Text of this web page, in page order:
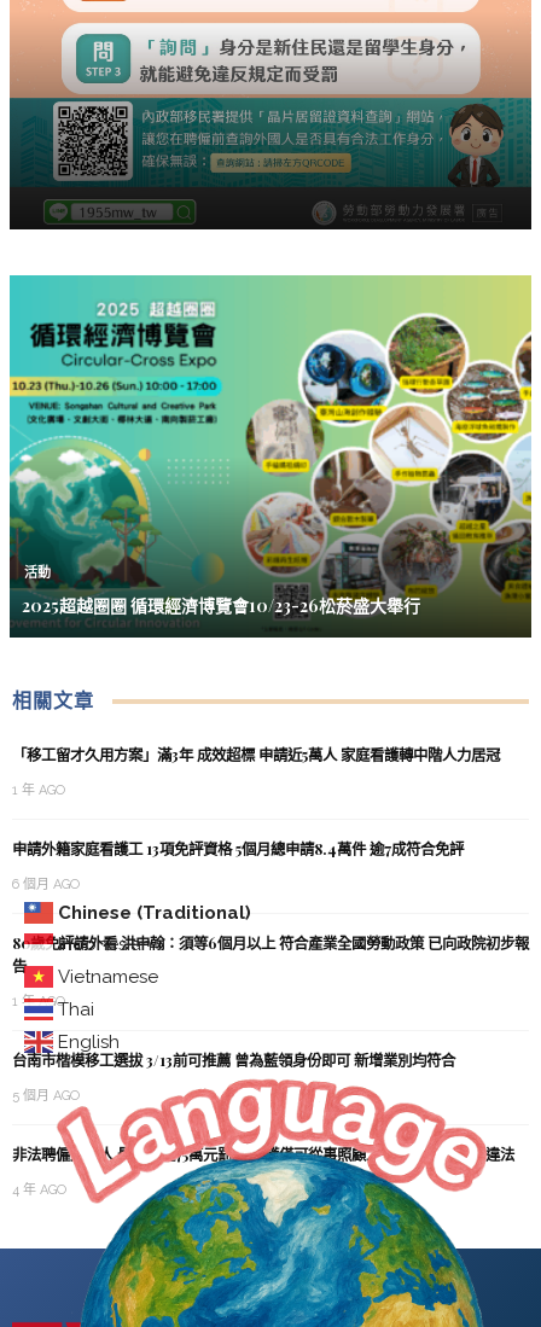
Chinese (Traditional)
Indonesian
Vietnamese
Thai
English
活動
2025超越圈圈 循環經濟博覽會10/23-26松菸盛大舉行
相關文章
「移工留才久用方案」滿3年 成效超標 申請近5萬人 家庭看護轉中階人力居冠
1 年 AGO
申請外籍家庭看護工 13項免評資格 5個月總申請8.4萬件 逾7成符合免評
6 個月 AGO
80歲免評請外看 洪申翰：須等6個月以上 符合產業全國勞動政策 已向政院初步報
告
1 年 AGO
台南市楷模移工選拔 3/13前可推薦 曾為藍領身份即可 新增業別均符合
5 個月 AGO
非法聘僱外國人 最高可處75萬元罰鍰 看護僅可從事照顧工作 指派許可外即違法
4 年 AGO